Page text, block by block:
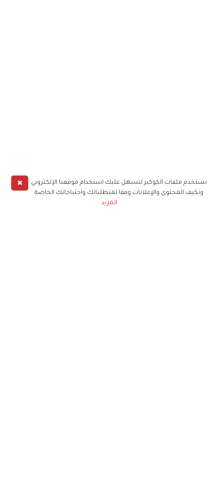
✖
نستخدم ملفات الكوكيز لنسهل عليك استخدام موقعنا الإلكتروني
ونكيف المحتوى والإعلانات وفقا لمتطلباتك واحتياجاتك الخاصة
المزيد